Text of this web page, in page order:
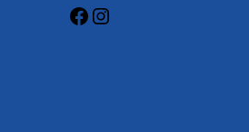
Facebook Instagram